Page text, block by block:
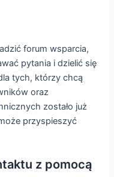
forum wsparcia,
pytania i dzielić się
tych, którzy chcą
oraz
zostało już
przyspieszyć
z pomocą